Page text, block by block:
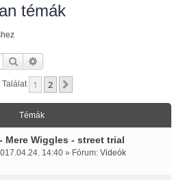
témák
Keresés
Találat 1 2
Témák
Mere Wiggles - street trial
14:40 » Fórum: Videók